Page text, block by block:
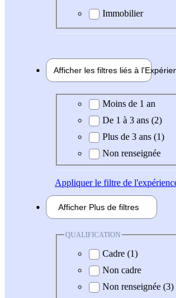
Immobilier
Afficher les filtres liés à l'
Expérience demandée
Moins de 1 an
De 1 à 3 ans (2)
Plus de 3 ans (1)
Non renseignée
Appliquerle filtre de
Afficher Plus de filtres
QUALIFICATION
Cadre (1)
Non cadre
Non renseignée (3)